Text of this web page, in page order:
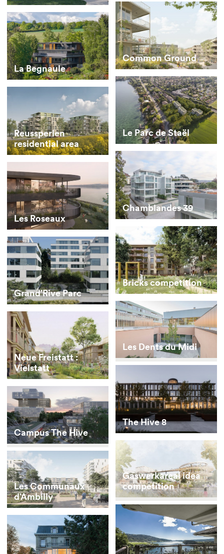
Common Ground
La Begnaule
Le Parc de Staël
Reussperlen
residential area
Chamblandes 39
Les Roseaux
Bricks competition
Grand’Rive Parc
Les Dents du Midi
Neue Freistatt :
Vielstatt
The Hive 8
Campus The Hive
Gaswerkareal idea
competition
Les Communaux
d’Ambilly